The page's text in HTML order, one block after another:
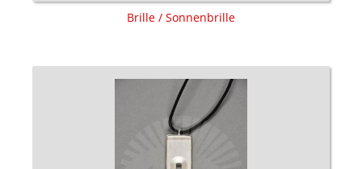
Brille / Sonnenbrille